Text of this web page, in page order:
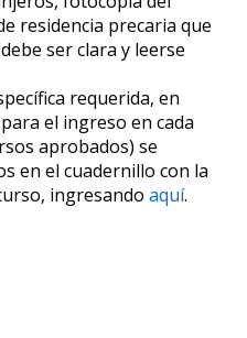
residencia precaria que
ser clara y leerse
requerida, en
el ingreso en cada
aprobados) se
en el cuadernillo con la
ingresando aquí.